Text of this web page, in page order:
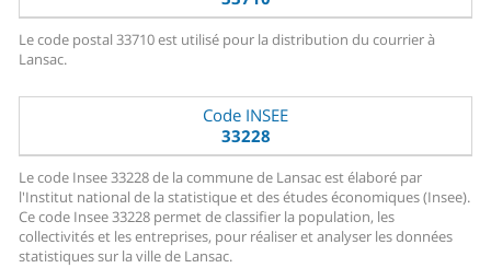
Le code postal 33710 est utilisé pour la distribution du courrier à
Lansac.
Code INSEE
33228
Le code Insee 33228 de la commune de Lansac est élaboré par
l'Institut national de la statistique et des études économiques (Insee).
Ce code Insee 33228 permet de classifier la population, les
collectivités et les entreprises, pour réaliser et analyser les données
statistiques sur la ville de Lansac.